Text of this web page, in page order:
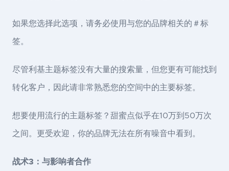
如果您选择此选项，请务必使用与您的品牌相关的＃标
签。
尽管利基主题标签没有大量的搜索量，但您更有可能找到
转化客户，因此请非常熟悉您的空间中的主要标签。
想要使用流行的主题标签？甜蜜点似乎在10万到50万次
之间。更受欢迎，你的品牌无法在所有噪音中看到。
战术3：与影响者合作